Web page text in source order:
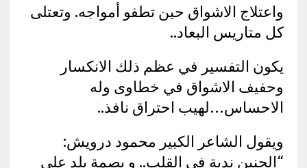
واعتلاج الاشواق حين تطفو أمواجه. وتعتلى
كل متاريس البعاد..
يكون التفسير في عظم ذلك الانكسار
وحفيف الاشواق في خطاوى وله
الاحساس…لهيب احتراق نافذ..
ويقول الشاعر الكبير محمود درويش:
“الحنين ندبة في القلب.. و بصمة بلد على